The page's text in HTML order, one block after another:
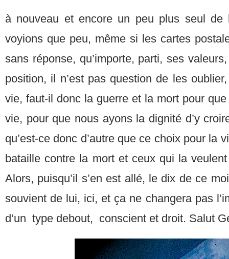
à nouveau et encore un peu plus seul
voyions que peu, même si les cartes
sans réponse, qu’importe, parti, ses
position, il n’est pas question de les
vie, faut-il donc la guerre et la mort pour
vie, pour que nous ayons la dignité d’y
qu’est-ce donc d’autre que ce choix pour la
bataille contre la mort et ceux qui la
Alors, puisqu’il s’en est allé, le dix de ce
souvient de lui, ici, et ça ne changera pas
d’un type debout, conscient et droit. Salut